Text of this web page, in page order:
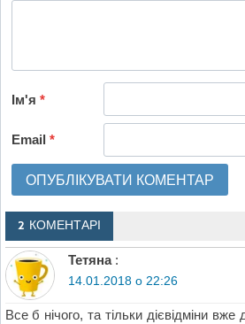
Ім'я*
Email*
2 КОМЕНТАРІ
Тетяна :
14.01.2018 о 22:26
Все б нічого, та тільки дієвідміни